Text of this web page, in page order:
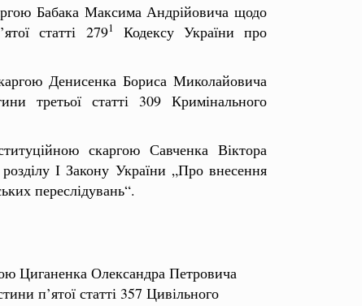
Бабака Максима Андрійовича щодо
статті 2791
Кодексу України про
Денисенка Бориса Миколайовича
третьої статті 309 Кримінального
скаргою Савченка Віктора
І Закону України „Про внесення
переслідувань“.
Циганенка Олександра Петровича
п’ятої статті 357 Цивільного